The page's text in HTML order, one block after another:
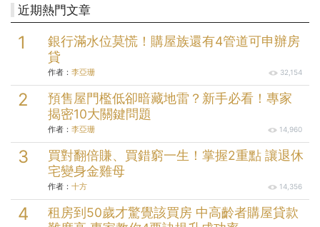
近期熱門文章
銀行滿水位莫慌！購屋族還有4管道可申辦房
貸
作者： 李亞珊 32,154
預售屋門檻低卻暗藏地雷？新手必看！專家
揭密10大關鍵問題
作者： 李亞珊 14,960
買對翻倍賺、買錯窮一生！掌握2重點 讓退休
宅變身金雞母
作者： 十方 14,356
租房到50歲才驚覺該買房 中高齡者購屋貸款